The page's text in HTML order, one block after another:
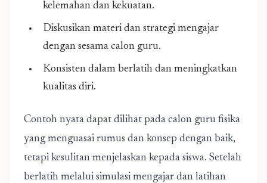
kelemahan dan kekuatan.
Diskusikan materi dan strategi mengajar
dengan sesama calon guru.
Konsisten dalam berlatih dan meningkatkan
kualitas diri.
Contoh nyata dapat dilihat pada calon guru fisika
yang menguasai rumus dan konsep dengan baik,
tetapi kesulitan menjelaskan kepada siswa. Setelah
berlatih melalui simulasi mengajar dan latihan